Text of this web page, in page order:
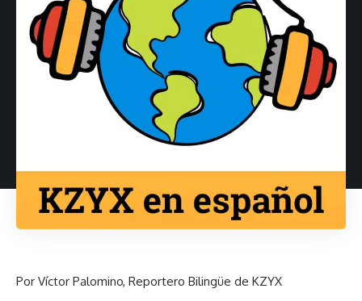
Por Víctor Palomino, Reportero Bilingüe de KZYX